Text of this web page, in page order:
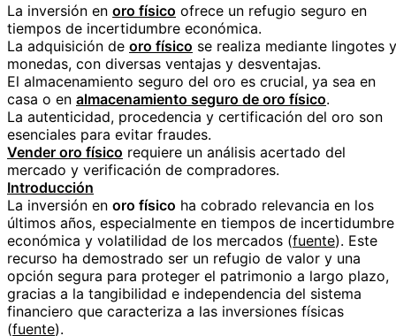
La inversión en oro físico ofrece un refugio seguro en
tiempos de incertidumbre económica.
La adquisición de oro físico se realiza mediante lingotes y
monedas, con diversas ventajas y desventajas.
El almacenamiento seguro del oro es crucial, ya sea en
casa o en almacenamiento seguro de oro físico.
La autenticidad, procedencia y certificación del oro son
esenciales para evitar fraudes.
Vender oro físico requiere un análisis acertado del
mercado y verificación de compradores.
Introducción
La inversión en oro físico ha cobrado relevancia en los
últimos años, especialmente en tiempos de incertidumbre
económica y volatilidad de los mercados (fuente). Este
recurso ha demostrado ser un refugio de valor y una
opción segura para proteger el patrimonio a largo plazo,
gracias a la tangibilidad e independencia del sistema
financiero que caracteriza a las inversiones físicas
(fuente).